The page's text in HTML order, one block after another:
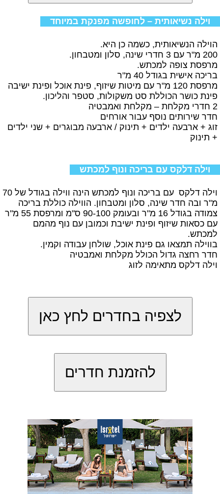
וילה נשיאותית – לחופשה מפנקת במיוחד
הוילה הנשיאותית, כשמה כן היא.
200 מ"ר עם 3 חדרי שינה, סלון ומטבחון.
מרפסת צופה למכתש.
בריכה אישית בגודל 40 מ"ר
מרפסת 120 מ"ר עם מיטות שיזוף, פינת אוכל ופינת ישיבה
פינת כושר הכוללת סט משקולות, סטפר והליכון.
2 חדרי מקלחת – מקלחת ואמבטיה
חדר שירותים נוסף עבור אורחים
זוג + ארבעה ילדים + תינוק / ארבעה מבוגרים + שני ילדים
+ תינוק
וילה דלקס עם בריכה ונוף למכתש
וילה דלקס עם בריכה ונוף למכתש הינה ווילה בגודל של 70
מ"ר ובה חדר שינה, סלון ומטבחון. הווילה כוללת בריכה
צמודה בגודל 16 מ"ר ובעומק 90-100 ס"מ ומרפסת 55 מ"ר
עם כסאות שיזוף ופינת ישיבת וכמובן עם נוף מהמם
למכתש.
בווילה תמצאו גם פינת אוכל, שולחן עבודה וקמין.
חדר רחצה גדול הכולל מקלחת ואמבטיה
וילה דלקס מתאימה לזוג